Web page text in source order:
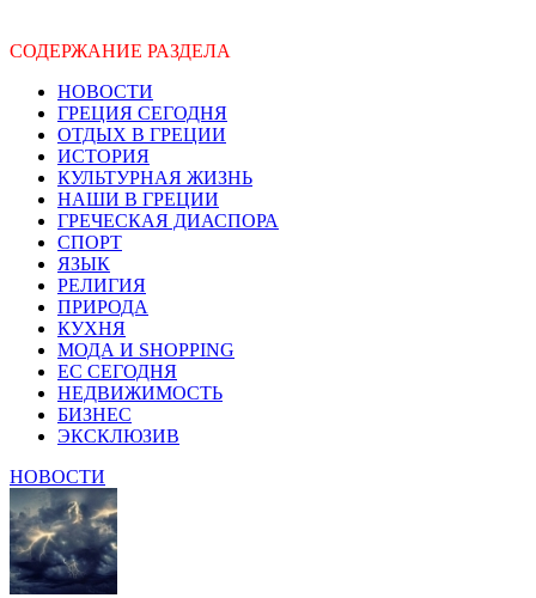
СОДЕРЖАНИЕ РАЗДЕЛА
НОВОСТИ
ГРЕЦИЯ СЕГОДНЯ
ОТДЫХ В ГРЕЦИИ
ИСТОРИЯ
КУЛЬТУРНАЯ ЖИЗНЬ
НАШИ В ГРЕЦИИ
ГРЕЧЕСКАЯ ДИАСПОРА
СПОРТ
ЯЗЫК
РЕЛИГИЯ
ПРИРОДА
КУХНЯ
МОДА И SHOPPING
ЕС СЕГОДНЯ
НЕДВИЖИМОСТЬ
БИЗНЕС
ЭКСКЛЮЗИВ
НОВОСТИ